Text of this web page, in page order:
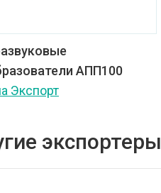
АПП100
Экспорт
экспортеры